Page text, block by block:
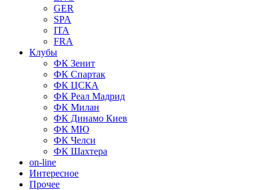
GER
SPA
ITA
FRA
Клубы
ФК Зенит
ФК Спартак
ФК ЦСКА
ФК Реал Мадрид
ФК Милан
ФК Динамо Киев
ФК МЮ
ФК Челси
ФК Шахтера
on-line
Интересное
Прочее